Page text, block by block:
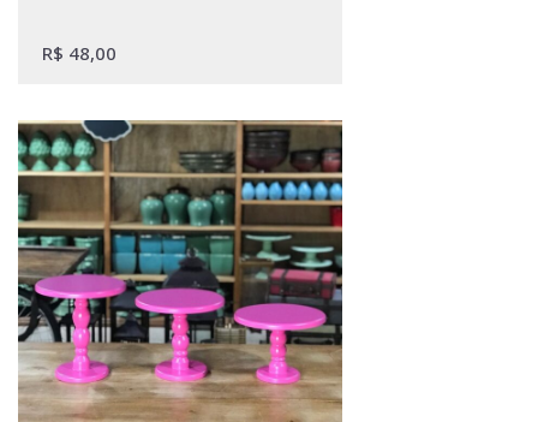
R$ 48,00